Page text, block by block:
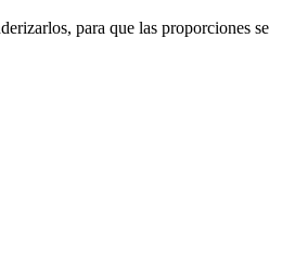
para que las proporciones se